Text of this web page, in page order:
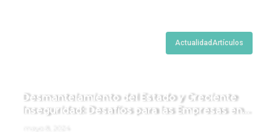
ActualidadArtículos
Desmantelamiento del Estado y Creciente
Inseguridad: Desafíos para las Empresas en